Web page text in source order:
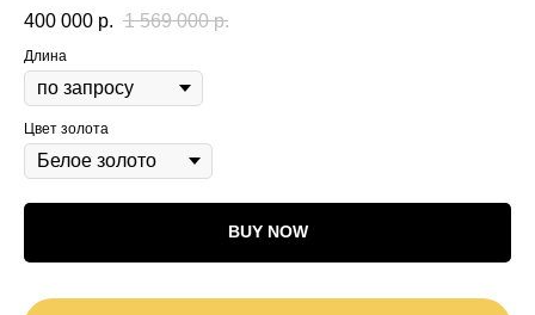
400 000 р. 1 569 000 р.
Длина
Цвет золота
BUY NOW